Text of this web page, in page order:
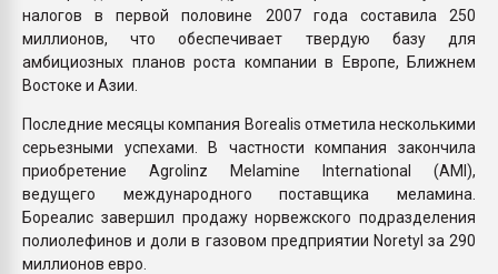
налогов в первой половине 2007 года составила 250
миллионов, что обеспечивает твердую базу для
амбициозных планов роста компании в Европе, Ближнем
Востоке и Азии.
Последние месяцы компания Borealis отметила несколькими
серьезными успехами. В частности компания закончила
приобретение Agrolinz Melamine International (AMI),
ведущего международного поставщика меламина.
Бореалис завершил продажу норвежского подразделения
полиолефинов и доли в газовом предприятии Noretyl за 290
миллионов евро.